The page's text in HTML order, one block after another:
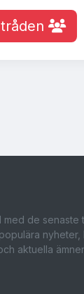
med de senaste
nyheter,
aktuella